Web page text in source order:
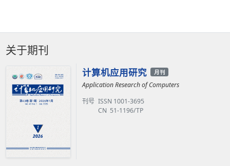
关于期刊
计算机应用研究 月刊
Application Research of Computers
刊号 ISSN 1001-3695
CN 51-1196/TP